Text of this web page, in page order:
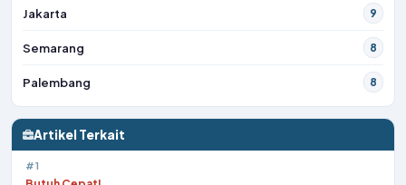
Jakarta 9
Semarang 8
Palembang 8
Artikel Terkait
#1